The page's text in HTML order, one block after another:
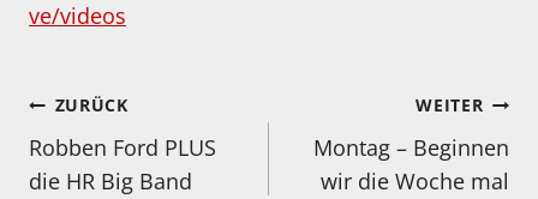
ve/videos
Beitragsnavigation
ZURÜCK
Robben Ford PLUS
die HR Big Band
WEITER
Montag – Beginnen
wir die Woche mal